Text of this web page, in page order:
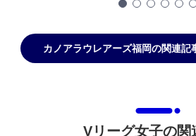
カノアラウレアーズ福岡の関連記
Vリーグ女子の関